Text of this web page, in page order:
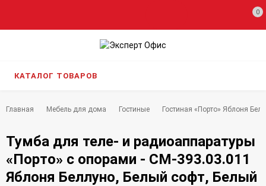
0
КАТАЛОГ ТОВАРОВ
Главная Мебель для дома Гостиные Гостиная «Порто» Яблоня
Тумба для теле- и радиоаппаратуры
«Порто» с опорами - СМ-393.03.011
Яблоня Беллуно, Белый софт, Белый